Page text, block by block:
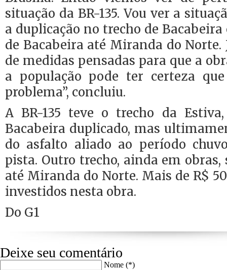
situação da BR-135. Vou ver a
a duplicação no trecho de
de Bacabeira até Miranda do Norte.
de medidas pensadas para que a
a população pode ter certeza
problema”, concluiu.
A BR-135 teve o trecho da
Bacabeira duplicado, mas
do asfalto aliado ao período
pista. Outro trecho, ainda em obras,
até Miranda do Norte. Mais de R$
investidos nesta obra.
Do G1
Deixe seu comentário
Nome (*)